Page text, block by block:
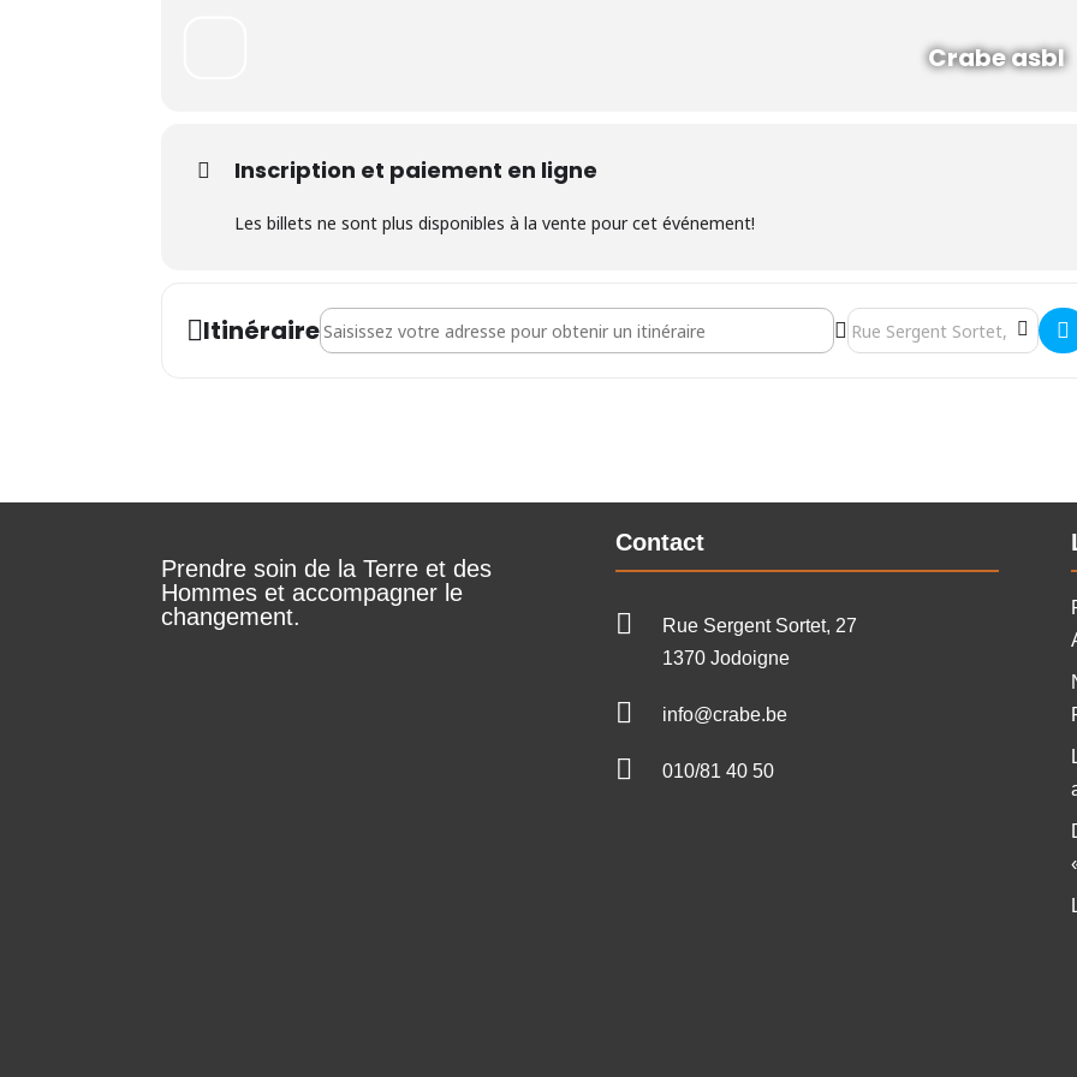
Crabe asbl
Inscription et paiement en ligne
Les billets ne sont plus disponibles à la vente pour cet événement!
ItinéraireAddress - Stage enfants - "Le potager se réveille" [] Destination Address - Stage
Prendre soin de la Terre et des
Hommes et accompagner le
changement.
Contact

Rue Sergent Sortet, 27
1370 Jodoigne
 info@crabe.be
 010/81 40 50